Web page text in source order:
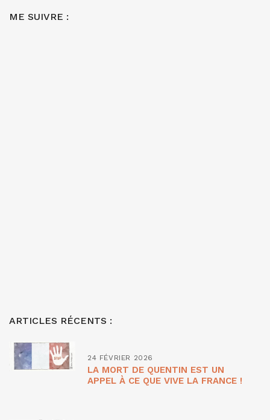
ME SUIVRE :
ARTICLES RÉCENTS :
24 FÉVRIER 2026
LA MORT DE QUENTIN EST UN
APPEL À CE QUE VIVE LA FRANCE !